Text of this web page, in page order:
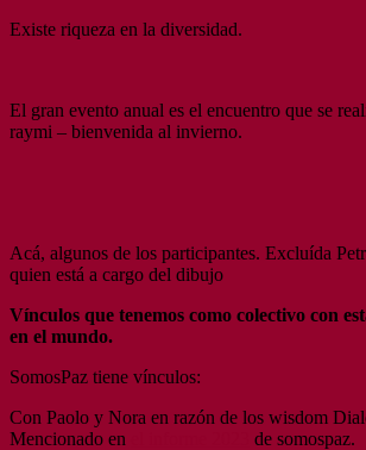
Existe riqueza en la diversidad.
El gran evento anual es el encuentro que se
raymi – bienvenida al invierno.
Acá, algunos de los participantes. Excluída
quien está a cargo del dibujo
Vínculos que tenemos como colectivo con
en el mundo.
SomosPaz tiene vínculos:
Con Paolo y Nora en razón de los wisdom
Mencionado en
de somospaz.